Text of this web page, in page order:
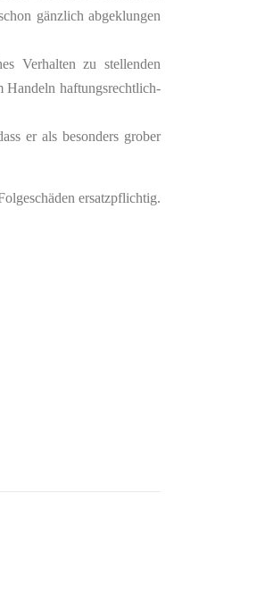
gänzlich abgeklungen
Verhalten zu stellenden
Handeln haftungsrechtlich-
er als besonders grober
ersatzpflichtig.